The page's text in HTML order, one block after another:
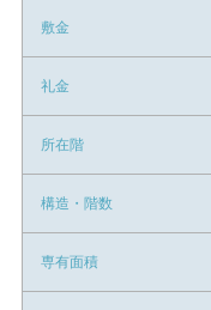
敷金
礼金
所在階
構造・階数
専有面積